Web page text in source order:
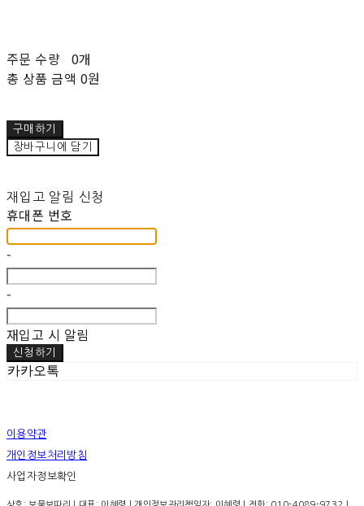
주문 수량 0개
총 상품 금액 0원
구매하기
장바구니에 담기
재입고 알림 신청
휴대폰 번호
-
-
재입고 시 알림
신청하기
카카오톡
이용약관
개인정보처리방침
사업자정보확인